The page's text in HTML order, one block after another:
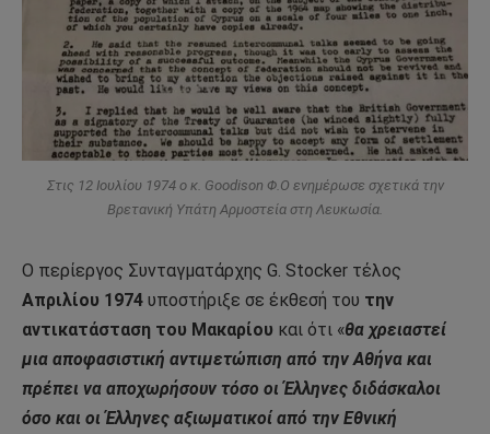
Στις 12 Ιουλίου 1974 ο κ. Goodison Φ.Ο ενημέρωσε σχετικά την
Βρετανική Υπάτη Αρμοστεία στη Λευκωσία.
Ο περίεργος Συνταγματάρχης G. Stocker τέλος
Απριλίου 1974 υποστήριξε σε έκθεσή του την
αντικατάσταση του Μακαρίου και ότι «θα χρειαστεί
μια αποφασιστική αντιμετώπιση από την Αθήνα και
πρέπει να αποχωρήσουν τόσο οι Έλληνες διδάσκαλοι
όσο και οι Έλληνες αξιωματικοί από την Εθνική